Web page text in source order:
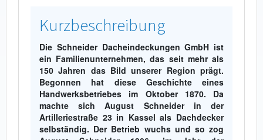
Kurzbeschreibung
Die Schneider Dacheindeckungen GmbH ist
ein Familienunternehmen, das seit mehr als
150 Jahren das Bild unserer Region prägt.
Begonnen hat diese Geschichte eines
Handwerksbetriebes im Oktober 1870. Da
machte sich August Schneider in der
Artilleriestraße 23 in Kassel als Dachdecker
selbständig. Der Betrieb wuchs und so zog